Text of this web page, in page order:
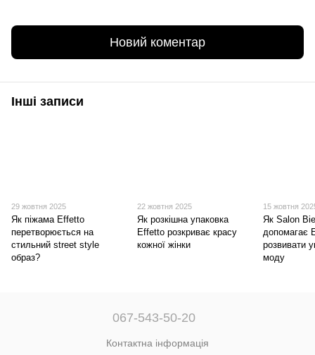
Новий коментар
Інші записи
29 жовтня 2025
Як піжама Effetto
перетворюється на
стильний street style
образ?
22 жовтня 2025
Як розкішна упаковка
Effetto розкриває красу
кожної жінки
15 жовтня
Як Salon
допомагає
розвивати
моду
067-543-50-20
Контактна інформація